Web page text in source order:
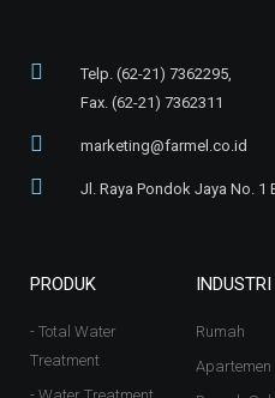
Telp. (62-21) 7362295,
Fax. (62-21) 7362311
marketing@farmel.co.id
Jl. Raya Pondok Jaya No. 1
PRODUK
- Total Water
Treatment
INDUSTRI
Rumah
Apartemen